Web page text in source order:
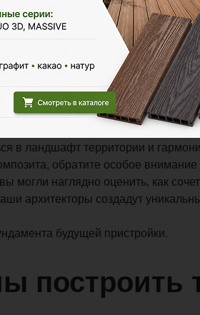
фундаменте, соединенном
года;
по всему периметру здания.
в ландшафт территории и
обратите особое
могли наглядно оценить, как
архитекторы создадут
будущей пристройки.
построить